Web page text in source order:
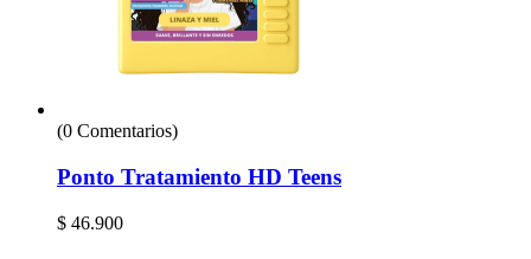
(0 Comentarios)
Ponto Tratamiento HD Teens
$ 46.900